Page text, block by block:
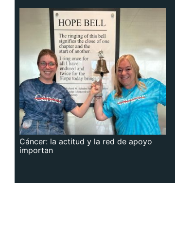
Cáncer: la actitud y la red de apoyo
importan